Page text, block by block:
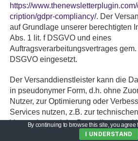
https://
cription/gdpr-compliancy/. Der
auf Grundlage unserer berechtigten
Abs. 1 lit. f DSGVO und eines
Auftragsverarbeitungsvertrages gem.
DSGVO eingesetzt.
Der Versanddienstleister kann die
in pseudonymer Form, d.h. ohne
Nutzer, zur Optimierung oder
Services nutzen, z.B. zur
Versandes und der Darstellung der
statistische Zwecke verwenden. Der
By continuing to browse this site, you agree
I UNDERSTAND